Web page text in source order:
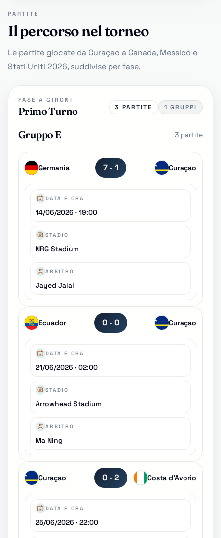
PARTITE
Il percorso nel torneo
Le partite giocate da Curaçao a Canada, Messico e
Stati Uniti 2026, suddivise per fase.
FASE A GIRONI
Primo Turno 3 PARTITE 1 GRUPPI
Gruppo E 3 partite
Germania 7 - 1 Curaçao
DATA E ORA
14/06/2026 · 19:00
STADIO
NRG Stadium
ARBITRO
Jayed Jalal
Ecuador 0 - 0 Curaçao
DATA E ORA
21/06/2026 · 02:00
STADIO
Arrowhead Stadium
ARBITRO
Ma Ning
Curaçao 0 - 2 Costa d'Avorio
DATA E ORA
25/06/2026 · 22:00